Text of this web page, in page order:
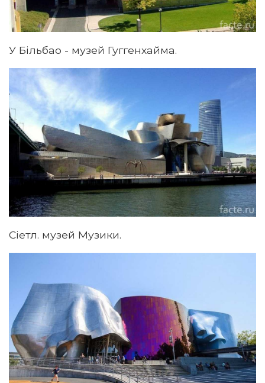
У Більбао - музей Гуггенхайма.
Сіетл. музей Музики.